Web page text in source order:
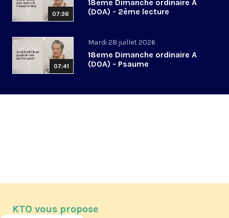
07:36
18eme Dimanche ordinaire A
(DOA) - 2ème lecture
07:41
Mardi 28 juillet 2026
18eme Dimanche ordinaire A
(DOA) - Psaume
KTO vous propose